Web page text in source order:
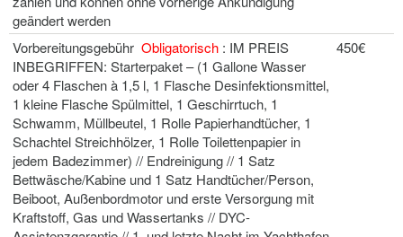
geändert werden
Vorbereitungsgebühr Obligatorisch : IM PREIS
INBEGRIFFEN: Starterpaket – (1 Gallone Wasser
oder 4 Flaschen à 1,5 l, 1 Flasche Desinfektionsmittel,
1 kleine Flasche Spülmittel, 1 Geschirrtuch, 1
Schwamm, Müllbeutel, 1 Rolle Papierhandtücher, 1
Schachtel Streichhölzer, 1 Rolle Toilettenpapier in
jedem Badezimmer) // Endreinigung // 1 Satz
Bettwäsche/Kabine und 1 Satz Handtücher/Person,
Beiboot, Außenbordmotor und erste Versorgung mit
Kraftstoff, Gas und Wassertanks // DYC-
450€